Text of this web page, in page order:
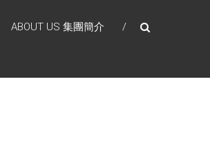
ABOUT US 集團簡介